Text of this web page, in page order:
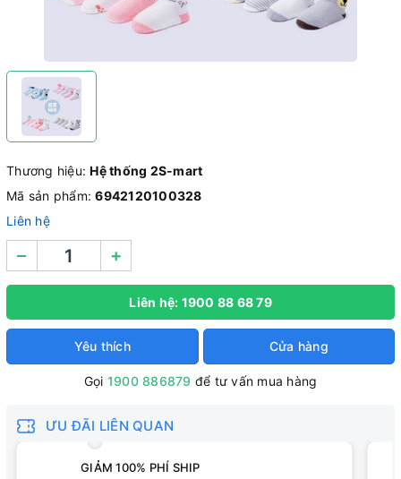
Thương hiệu:Hệ thống 2S-mart
Mã sản phẩm:6942120100328
Liên hệ
– +
Liên hệ: 1900 88 68 79
Yêu thích Cửa hàng
Gọi 1900 886879 để tư vấn mua hàng
ƯU ĐÃI LIÊN QUAN
GIẢM 100% PHÍ SHIP